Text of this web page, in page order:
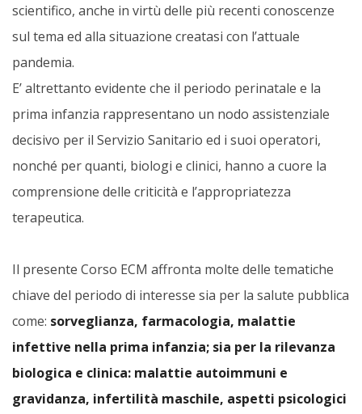
scientifico, anche in virtù delle più recenti conoscenze
sul tema ed alla situazione creatasi con l’attuale
pandemia.
E’ altrettanto evidente che il periodo perinatale e la
prima infanzia rappresentano un nodo assistenziale
decisivo per il Servizio Sanitario ed i suoi operatori,
nonché per quanti, biologi e clinici, hanno a cuore la
comprensione delle criticità e l’appropriatezza
terapeutica.
Il presente Corso ECM affronta molte delle tematiche
chiave del periodo di interesse sia per la salute pubblica
come: sorveglianza, farmacologia, malattie
infettive nella prima infanzia; sia per la rilevanza
biologica e clinica: malattie autoimmuni e
gravidanza, infertilità maschile, aspetti psicologici